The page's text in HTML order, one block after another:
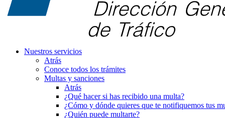
Nuestros servicios
Atrás
Conoce todos los trámites
Multas y sanciones
Atrás
¿Qué hacer si has recibido una multa?
¿Cómo y dónde quieres que te notifiquemos tus
¿Quién puede multarte?